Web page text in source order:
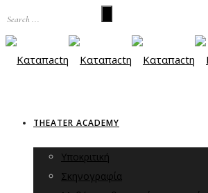
THEATER ACADEMY
Υποκριτική
Σκηνογραφία